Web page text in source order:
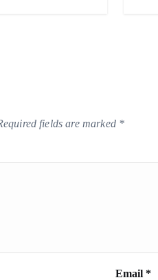
fields are marked *
Email *